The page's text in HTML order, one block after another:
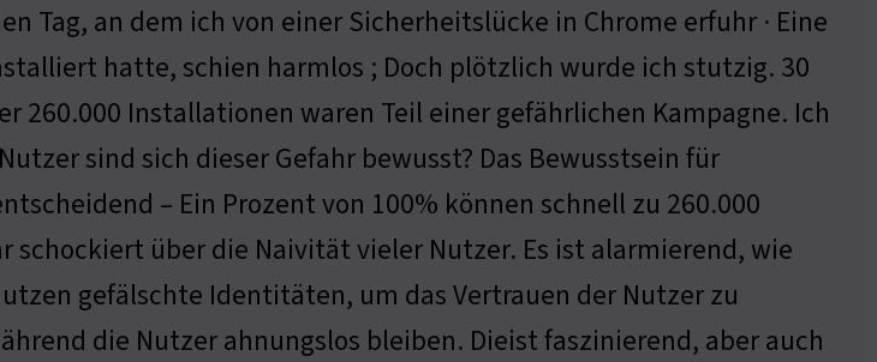
Tag, an dem ich von einer Sicherheitslücke in Chrome erfuhr · Eine
hatte, schien harmlos ; Doch plötzlich wurde ich stutzig. 30
260.000 Installationen waren Teil einer gefährlichen Kampagne. Ich
sind sich dieser Gefahr bewusst? Das Bewusstsein für
– Ein Prozent von 100% können schnell zu 260.000
schockiert über die Naivität vieler Nutzer. Es ist alarmierend, wie
gefälschte Identitäten, um das Vertrauen der Nutzer zu
die Nutzer ahnungslos bleiben. Dieist faszinierend, aber auch